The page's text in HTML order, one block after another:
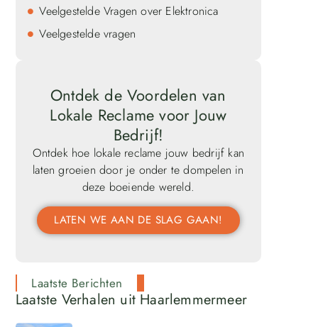
Veelgestelde Vragen over Elektronica
Veelgestelde vragen
Ontdek de Voordelen van
Lokale Reclame voor Jouw
Bedrijf!
Ontdek hoe lokale reclame jouw bedrijf kan
laten groeien door je onder te dompelen in
deze boeiende wereld.
LATEN WE AAN DE SLAG GAAN!
Laatste Berichten
Laatste Verhalen uit Haarlemmermeer